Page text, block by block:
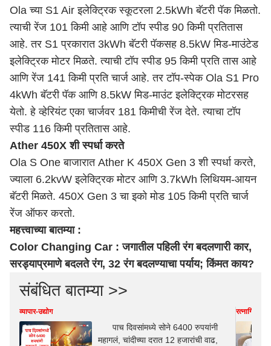
Ola च्या S1 Air इलेक्ट्रिक स्कूटरला 2.5kWh बॅटरी पॅक मिळतो.
त्याची रेंज 101 किमी आहे आणि टॉप स्पीड 90 किमी प्रतितास
आहे. तर S1 प्रकारात 3kWh बॅटरी पॅकसह 8.5kW मिड-माउंटेड
इलेक्ट्रिक मोटर मिळते. त्याची टॉप स्पीड 95 किमी प्रति तास आहे
आणि रेंज 141 किमी प्रति चार्ज आहे. तर टॉप-स्पेक Ola S1 Pro
4kWh बॅटरी पॅक आणि 8.5kW मिड-माउंट इलेक्ट्रिक मोटरसह
येतो. हे व्हेरियंट एका चार्जवर 181 किमीची रेंज देते. त्याचा टॉप
स्पीड 116 किमी प्रतितास आहे.
Ather 450X शी स्पर्धा करते
Ola S One बाजारात Ather K 450X Gen 3 शी स्पर्धा करते,
ज्याला 6.2kvW इलेक्ट्रिक मोटर आणि 3.7kWh लिथियम-आयन
बॅटरी मिळते. 450X Gen 3 चा इको मोड 105 किमी प्रति चार्ज
रेंज ऑफर करतो.
महत्त्वाच्या बातम्या :
Color Changing Car : जगातील पहिली रंग बदलणारी कार,
सरड्याप्रमाणे बदलते रंग, 32 रंग बदलण्याचा पर्याय; किंमत काय?
संबंधित बातम्या >>
व्यापार-उद्योग
पाच दिवसांमध्ये सोने 6400 रुपयांनी
महागलं, चांदीच्या दरात 12 हजारांची वाढ,
रत्नागिरी